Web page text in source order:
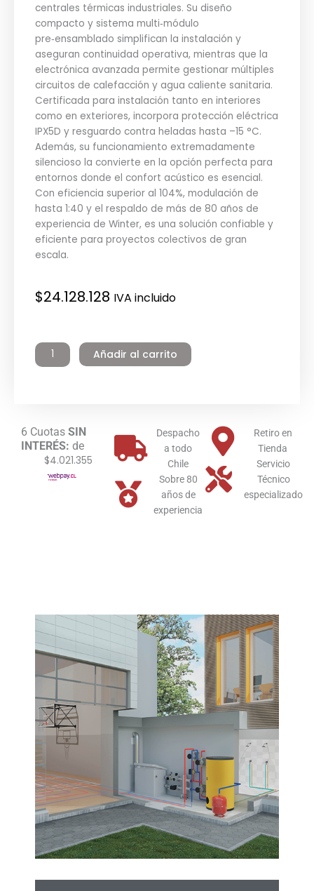
centrales térmicas industriales. Su diseño
compacto y sistema multi‑módulo
pre‑ensamblado simplifican la instalación y
aseguran continuidad operativa, mientras que la
electrónica avanzada permite gestionar múltiples
circuitos de calefacción y agua caliente sanitaria.
Certificada para instalación tanto en interiores
como en exteriores, incorpora protección eléctrica
IPX5D y resguardo contra heladas hasta –15 °C.
Además, su funcionamiento extremadamente
silencioso la convierte en la opción perfecta para
entornos donde el confort acústico es esencial.
Con eficiencia superior al 104%, modulación de
hasta 1:40 y el respaldo de más de 80 años de
experiencia de Winter, es una solución confiable y
eficiente para proyectos colectivos de gran
escala.
$24.128.128 IVA incluido
Ares
Tec
Quemador
Gas
Licuado
cantidad
Añadir al carrito
6 Cuotas SIN
INTERÉS: de
$4.021.355
Despacho
a todo
Chile
Sobre 80
años de
experiencia
Retiro en
Tienda
Servicio
Técnico
especializado